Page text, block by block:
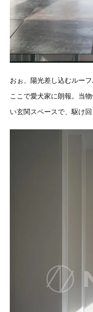
おぉ、陽光差し込むルー
ここで愛犬家に朗報。当物
い玄関スペースで、駆け回